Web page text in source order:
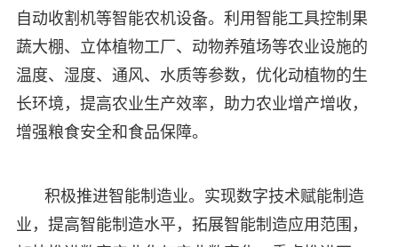
自动收割机等智能农机设备。利用智能工具控制果
蔬大棚、立体植物工厂、动物养殖场等农业设施的
温度、湿度、通风、水质等参数，优化动植物的生
长环境，提高农业生产效率，助力农业增产增收，
增强粮食安全和食品保障。
积极推进智能制造业。实现数字技术赋能制造
业，提高智能制造水平，拓展智能制造应用范围，